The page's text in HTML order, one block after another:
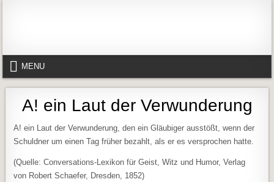
MENU
A! ein Laut der Verwunderung
A! ein Laut der Verwunderung, den ein Gläubiger ausstößt, wenn der
Schuldner um einen Tag früher bezahlt, als er es versprochen hatte.
(Quelle: Conversations-Lexikon für Geist, Witz und Humor, Verlag
von Robert Schaefer, Dresden, 1852)